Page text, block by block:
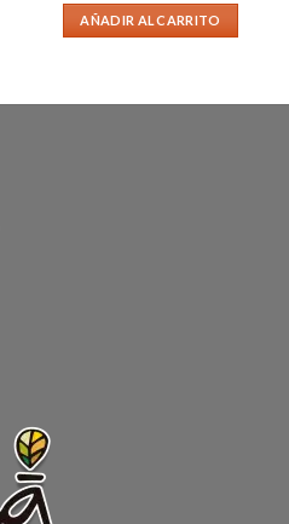
AÑADIR AL CARRITO